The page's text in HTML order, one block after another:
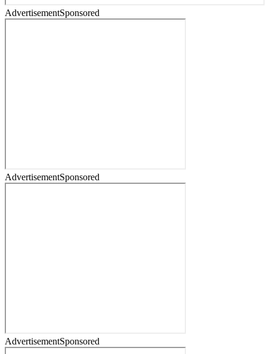
AdvertisementSponsored
AdvertisementSponsored
AdvertisementSponsored